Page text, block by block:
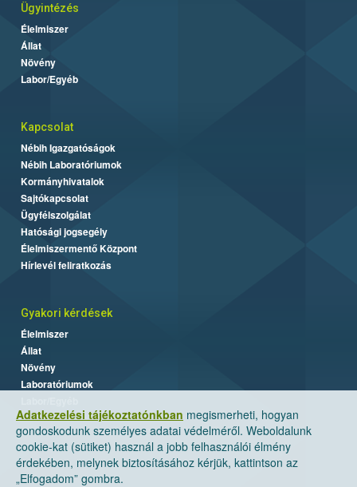
Adatkezelési tájékoztatónkban megismerheti, hogyan
gondoskodunk személyes adatai védelméről. Weboldalunk
cookie-kat (sütiket) használ a jobb felhasználói élmény
érdekében, melynek biztosításához kérjük, kattintson az
„Elfogadom” gombra.
Ügyintézés
Élelmiszer
Állat
Növény
Labor/Egyéb
Kapcsolat
Nébih Igazgatóságok
Nébih Laboratóriumok
Kormányhivatalok
Sajtókapcsolat
Ügyfélszolgálat
Hatósági jogsegély
Élelmiszermentő Központ
Hírlevél feliratkozás
Gyakori kérdések
Élelmiszer
Állat
Növény
Laboratóriumok